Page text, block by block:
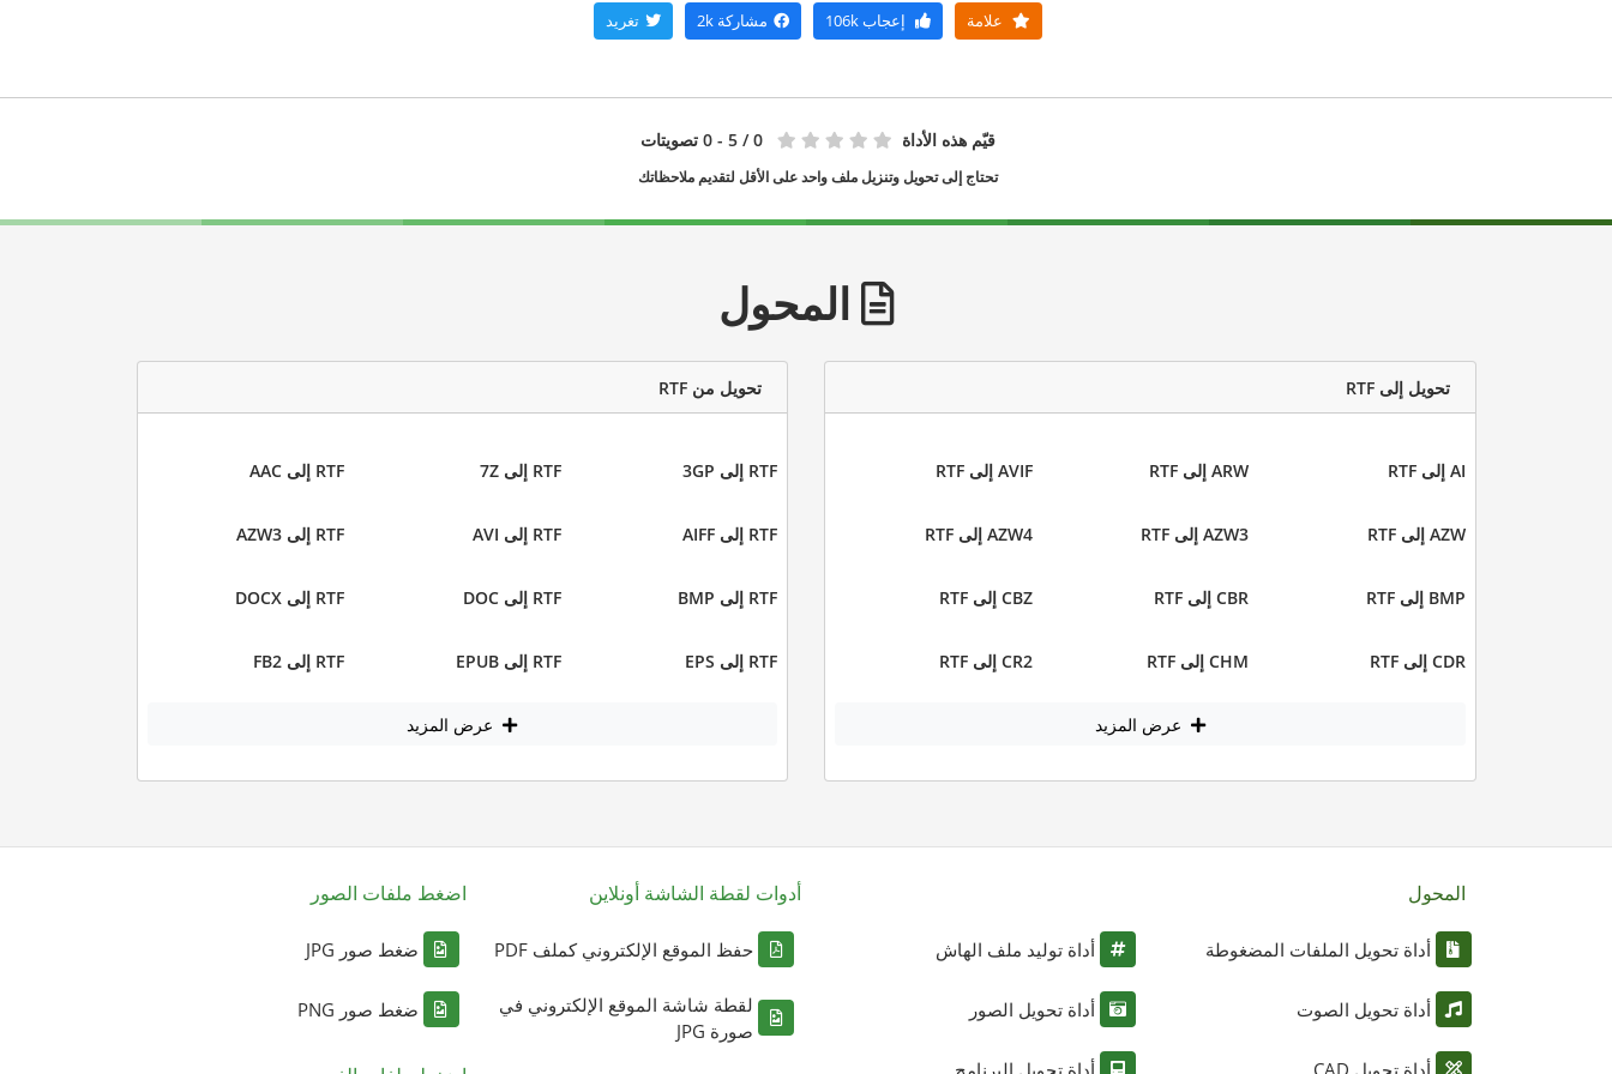
علامة إعجاب مشاركة 2k تغريد
قيّم هذه الأداة 0 / 5 - 0 تصويتات
تحتاج إلى تحويل وتنزيل ملف واحد على الأقل لتقديم ملاحظاتك
المحول
تحويل إلى RTF
AI إلى RTF ARW إلى RTF AVIF إلى RTF
AZW إلى RTF AZW3 إلى RTF AZW4 إلى RTF
BMP إلى RTF CBR إلى RTF CBZ إلى RTF
CDR إلى RTF CHM إلى RTF CR2 إلى RTF
عرض المزيد
تحويل من RTF
RTF إلى 3GP RTF إلى 7Z RTF إلى AAC
RTF إلى AIFF RTF إلى AVI RTF إلى AZW3
RTF إلى BMP RTF إلى DOC RTF إلى DOCX
RTF إلى EPS RTF إلى EPUB RTF إلى FB2
عرض المزيد
المحول
أداة تحويل الملفات المضغوطة
أداة تحويل الصوت
أداة تحويل CAD
أداة توليد ملف الهاش
أداة تحويل الصور
أداة تحويل البرنامج
أدوات لقطة الشاشة أونلاين
حفظ الموقع الإلكتروني كملف PDF
لقطة شاشة الموقع الإلكتروني في
صورة JPG
اضغط ملفات الصور
ضغط صور JPG
ضغط صور PNG